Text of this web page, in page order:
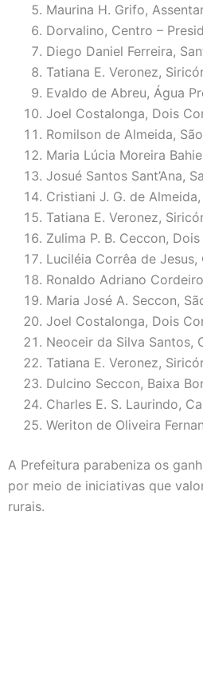
Maurina H. Grifo,
Dorvalino, Centro –
Diego Daniel Ferreira,
Tatiana E. Veronez,
Evaldo de Abreu, Água
Joel Costalonga, Dois
Romilson de Almeida,
Maria Lúcia Moreira
Josué Santos Sant’Ana,
Cristiani J. G. de
Tatiana E. Veronez,
Zulima P. B. Ceccon,
Luciléia Corrêa de Jesus,
Ronaldo Adriano
Maria José A. Seccon,
Joel Costalonga, Dois
Neoceir da Silva Santos,
Tatiana E. Veronez,
Dulcino Seccon, Baixa
Charles E. S. Laurindo,
Weriton de Oliveira
A Prefeitura parabeniza os
por meio de iniciativas que
rurais.